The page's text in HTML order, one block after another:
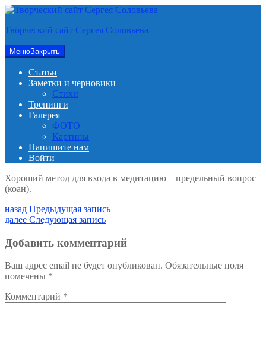
Перейти
содержимому
Творческий сайт Сергея Соловьева
МенюЗакрыть
Статьи
Заметки и черновики
Стихи
Тренинги
Галерея
ФОТО
Картины
Напишите нам
Войти
Хороший метод для входа в медитацию – предельный вопрос
(коан).
Навигация
по
записям
назад Предыдущая
запись:
Предыдущая запись
далее Следующая
Следующая запись
Добавить комментарий
Ваш адрес email не будет опубликован. Обязательные поля
помечены *
Комментарий *